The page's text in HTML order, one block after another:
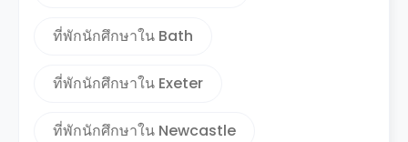
ที่พักนักศึกษาใน Bath
ที่พักนักศึกษาใน Exeter
ที่พักนักศึกษาใน Newcastle